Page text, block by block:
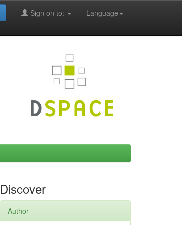
Language
Sign on to:
Discover
Author